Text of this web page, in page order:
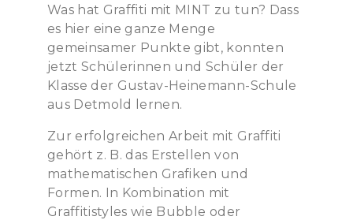
Was hat Graffiti mit MINT zu tun? Dass
es hier eine ganze Menge
gemeinsamer Punkte gibt, konnten
jetzt Schülerinnen und Schüler der
Klasse der Gustav-Heinemann-Schule
aus Detmold lernen.
Zur erfolgreichen Arbeit mit Graffiti
gehört z. B. das Erstellen von
mathematischen Grafiken und
Formen. In Kombination mit
Graffitistyles wie Bubble oder